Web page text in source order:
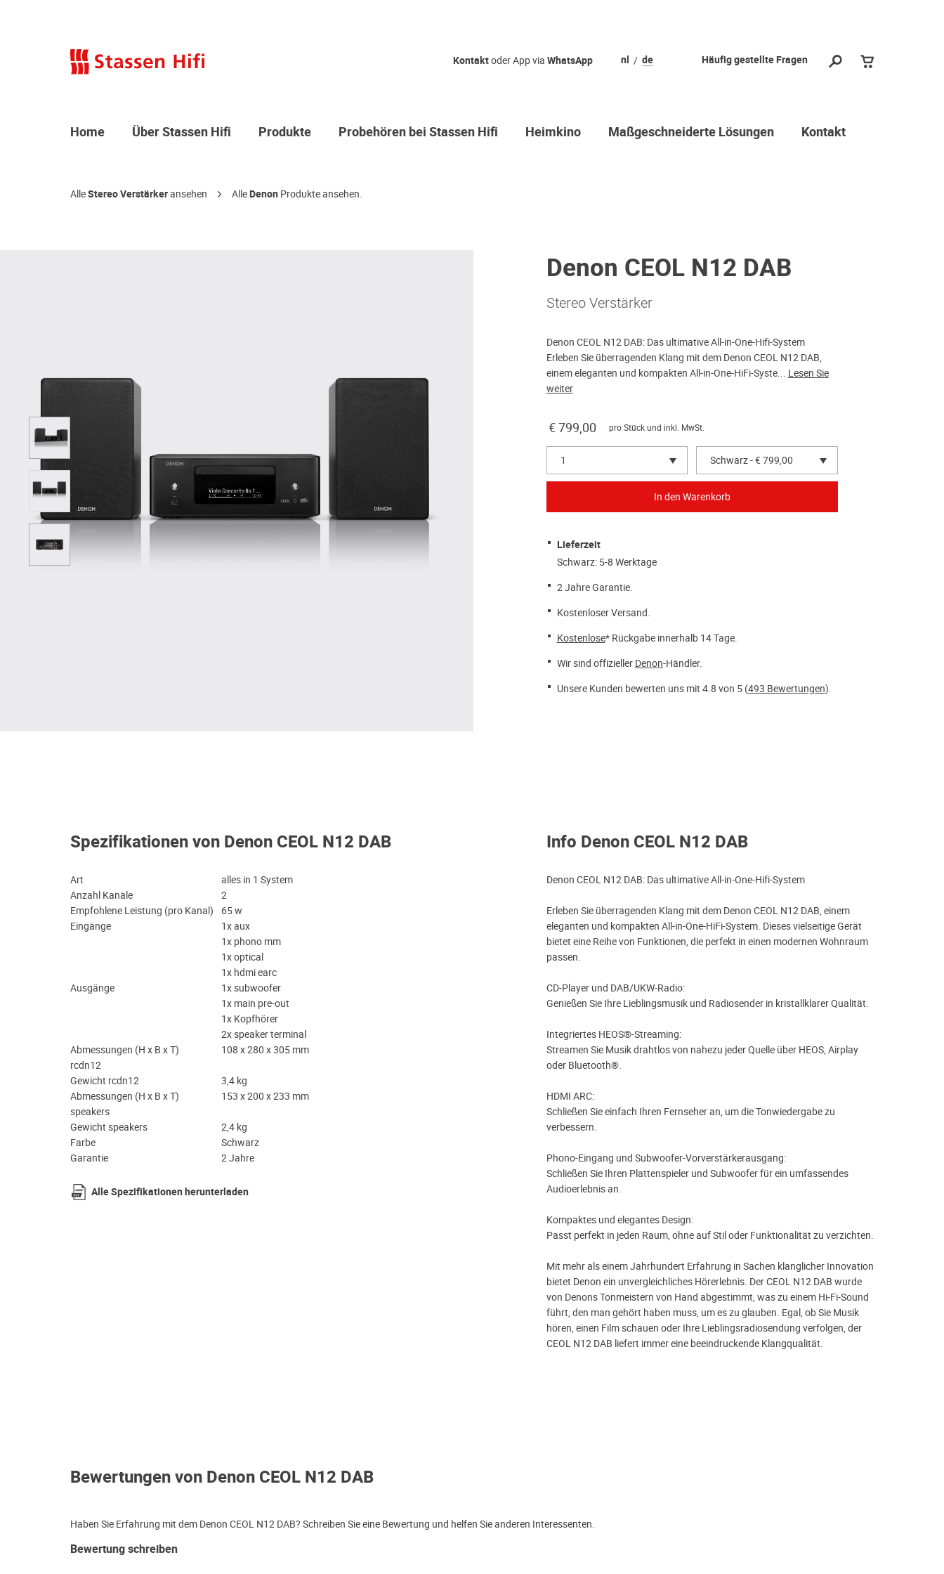
Häufig gestellte Fragen
nl de
Kontaktoder App via WhatsApp
Home Über Stassen Hifi Produkte Probehören bei Stassen Hifi Heimkino Maßgeschneiderte Lösungen Kontakt
AlleStereo Verstärkeransehen AlleDenon Produkte ansehen.
Denon CEOL N12 DAB
Stereo Verstärker
Denon CEOL N12 DAB: Das ultimative All-in-One-Hifi-System
Erleben Sie überragenden Klang mit dem Denon CEOL N12 DAB,
einem eleganten und kompakten All-in-One-HiFi-Syste... Lesen Sie
weiter
€ 799,00 pro Stück und inkl. MwSt.
1 Schwarz - € 799,00
Lieferzeit
Schwarz: 5-8 Werktage
2 Jahre Garantie.
Kostenloser Versand.
Kostenlose* Rückgabe innerhalb 14 Tage.
Wir sind offizieller Denon-Händler.
Unsere Kunden bewerten uns mit 4.8 von 5 (493 Bewertungen).
Spezifikationen von Denon CEOL N12 DAB
Art
alles in 1 System
Anzahl Kanäle
2
Empfohlene Leistung (pro Kanal)
65 w
Eingänge
1x aux
1x phono mm
1x optical
1x hdmi earc
Ausgänge
1x subwoofer
1x main pre-out
1x Kopfhörer
2x speaker terminal
Abmessungen (H x B x T)
rcdn12
108 x 280 x 305 mm
Gewicht rcdn12
3,4 kg
Abmessungen (H x B x T)
speakers
153 x 200 x 233 mm
Gewicht speakers
2,4 kg
Farbe
Schwarz
Garantie
2 Jahre
Alle Spezifikationen herunterladen
Info Denon CEOL N12 DAB
Denon CEOL N12 DAB: Das ultimative All-in-One-Hifi-System
Erleben Sie überragenden Klang mit dem Denon CEOL N12 DAB, einem
eleganten und kompakten All-in-One-HiFi-System. Dieses vielseitige Gerät
bietet eine Reihe von Funktionen, die perfekt in einen modernen Wohnraum
passen.
CD-Player und DAB/UKW-Radio:
Genießen Sie Ihre Lieblingsmusik und Radiosender in kristallklarer Qualität.
Integriertes HEOS®-Streaming:
Streamen Sie Musik drahtlos von nahezu jeder Quelle über HEOS, Airplay
oder Bluetooth®.
HDMI ARC:
Schließen Sie einfach Ihren Fernseher an, um die Tonwiedergabe zu
verbessern.
Phono-Eingang und Subwoofer-Vorverstärkerausgang:
Schließen Sie Ihren Plattenspieler und Subwoofer für ein umfassendes
Audioerlebnis an.
Kompaktes und elegantes Design:
Passt perfekt in jeden Raum, ohne auf Stil oder Funktionalität zu verzichten.
Mit mehr als einem Jahrhundert Erfahrung in Sachen klanglicher Innovation
bietet Denon ein unvergleichliches Hörerlebnis. Der CEOL N12 DAB wurde
von Denons Tonmeistern von Hand abgestimmt, was zu einem Hi-Fi-Sound
führt, den man gehört haben muss, um es zu glauben. Egal, ob Sie Musik
hören, einen Film schauen oder Ihre Lieblingsradiosendung verfolgen, der
CEOL N12 DAB liefert immer eine beeindruckende Klangqualität.
Bewertungen von Denon CEOL N12 DAB
Haben Sie Erfahrung mit dem Denon CEOL N12 DAB? Schreiben Sie eine Bewertung und helfen Sie anderen Interessenten.
Bewertung schreiben